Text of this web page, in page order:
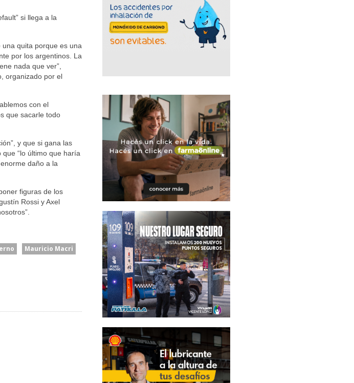
si llega a la
quita porque es una
por los argentinos. La
nada que ver”,
organizado por el
con el
que sacarle todo
y que si gana las
“lo último que haría
daño a la
figuras de los
Rossi y Axel
Mauricio Macri